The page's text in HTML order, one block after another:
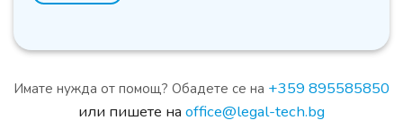
Имате нужда от помощ? Обадете се на +359 895585850
или пишете на office@legal-tech.bg